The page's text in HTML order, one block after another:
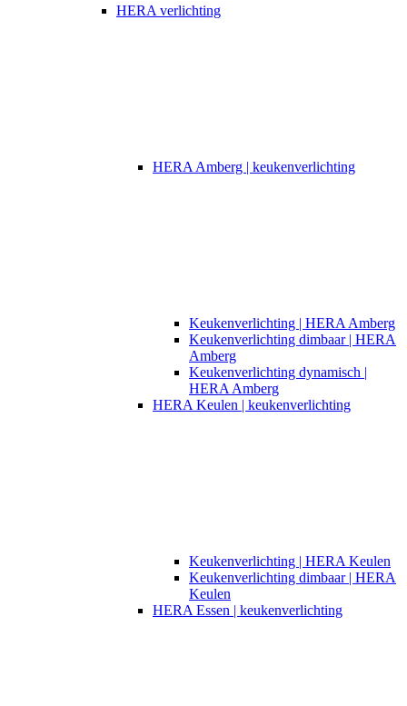
HERA verlichting
HERA Amberg | keukenverlichting
Keukenverlichting | HERA Amberg
Keukenverlichting dimbaar | HERA
Amberg
Keukenverlichting dynamisch |
HERA Amberg
HERA Keulen | keukenverlichting
Keukenverlichting | HERA Keulen
Keukenverlichting dimbaar | HERA
Keulen
HERA Essen | keukenverlichting